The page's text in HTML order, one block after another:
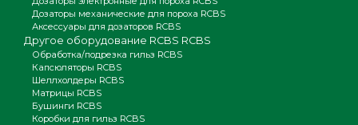
Дозаторы механические для пороха RCBS
Аксессуары для дозаторов RCBS
Другое оборудование RCBS RCBS
Обработка/подрезка гильз RCBS
Капсюляторы RCBS
Шеллхолдеры RCBS
Матрицы RCBS
Бушинги RCBS
Коробки для гильз RCBS